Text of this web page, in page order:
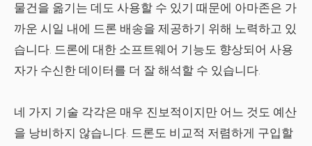
물건을 옮기는 데도 사용할 수 있기 때문에 아마존은 가
까운 시일 내에 드론 배송을 제공하기 위해 노력하고 있
습니다. 드론에 대한 소프트웨어 기능도 향상되어 사용
자가 수신한 데이터를 더 잘 해석할 수 있습니다.
네 가지 기술 각각은 매우 진보적이지만 어느 것도 예산
을 낭비하지 않습니다. 드론도 비교적 저렴하게 구입할